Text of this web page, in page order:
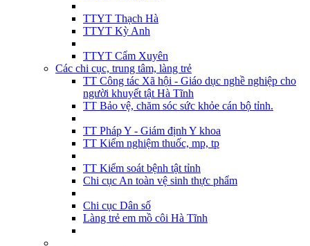
TTYT Thạch Hà
TTYT Kỳ Anh
TTYT Cẩm Xuyên
Các chi cục, trung tâm, làng trẻ
TT Công tác Xã hội - Giáo dục nghề nghiệp cho
người khuyết tật Hà Tĩnh
TT Bảo vệ, chăm sóc sức khỏe cán bộ tỉnh.
TT Pháp Y - Giám định Y khoa
TT Kiểm nghiệm thuốc, mp, tp
TT Kiểm soát bệnh tật tỉnh
Chi cục An toàn vệ sinh thực phẩm
Chi cục Dân số
Làng trẻ em mồ côi Hà Tĩnh